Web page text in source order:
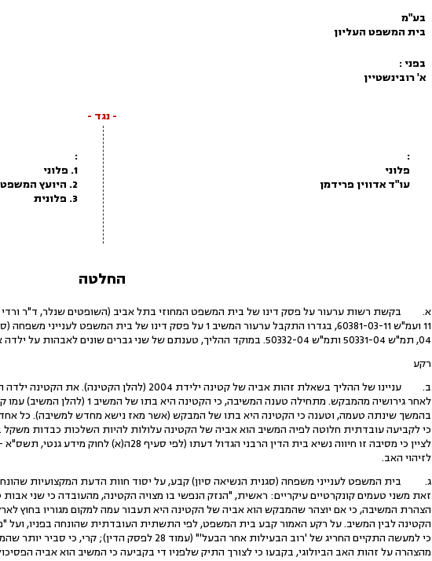
בע"מ
בית המשפט העליון
בפני :
א' רובינשטיין
- נגד -
:
פלוני
עו"ד אדווין פרידמן
:
1. פלוני
2. היועץ המשפטי לממשלה
3. פלונית
החלטה
04, תמ"ש 50331-04 ותמ"ש 50332-04. במוקד ההליך, טענתם של שני גברים שונים לאבהות על ילדה אחת.
רקע
לאחר גירושיה מהמבקש. מתחילה טענה
בהמשך שינתה טעמה, וטענה כי הקטינה היא בתו של המבקש (אשר מאז נישא מחדש למשיבה). כל אחד
כי לקביעה עובדתית חלוטה לפיה המשיב הוא אביה של הקטינה עלולות להיות השלכות כבדות
לזיהוי האב.
ג. בית המשפט לענייני משפחה (סגנית הנשיאה סיון) קבע, על יסוד חוות הדעת המקצועיות
הצהרת המשיבה, כי אם יוצהר שהמבקש הוא אביה של הקטינה היא תעבור עמה למקום מגוריו בחוץ
כי למעשה התקיים החריג של 'רוב הבעילות אחר הבעל'"
מהצהרה על זהות האב הביולוגי, בקבעו כי לצורך התיק שלפניו די בקביעה כי המשיב הוא אביה